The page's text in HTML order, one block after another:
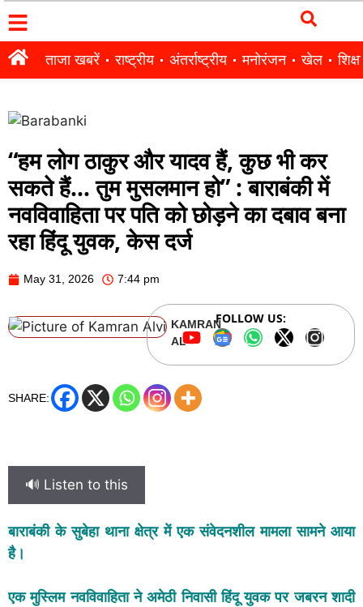
ताजा खबरें राष्ट्रीय अंतर्राष्ट्रीय मनोरंजन खेल शिक्षा
“हम लोग ठाकुर और यादव हैं, कुछ भी कर
सकते हैं… तुम मुसलमान हो” : बाराबंकी में
नवविवाहिता पर पति को छोड़ने का दबाव बना
रहा हिंदू युवक, केस दर्ज
May 31, 2026 7:44 pm
KAMRAN
ALVI
FOLLOW US:
SHARE:
🔊 Listen to this
बाराबंकी के सुबेहा थाना क्षेत्र में एक संवेदनशील मामला सामने आया
है।
एक मुस्लिम नवविवाहिता ने अमेठी निवासी हिंदू युवक पर जबरन शादी